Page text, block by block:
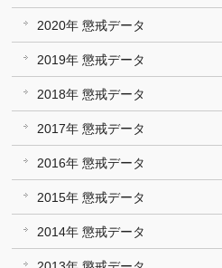
2020年 懲戒データ
2019年 懲戒データ
2018年 懲戒データ
2017年 懲戒データ
2016年 懲戒データ
2015年 懲戒データ
2014年 懲戒データ